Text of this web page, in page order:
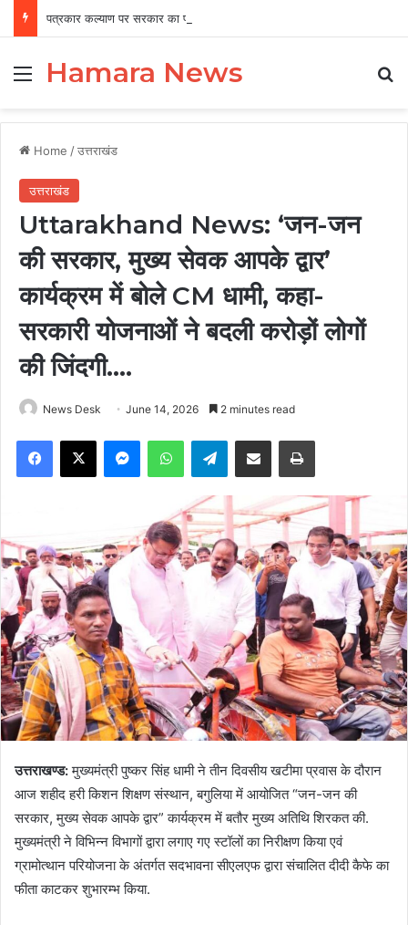
MenuHamara News
Home /उत्तराखंड
उत्तराखंड
Uttarakhand News: ‘जन-जन
की सरकार, मुख्य सेवक आपके द्वार’
कार्यक्रम में बोले CM धामी, कहा-
सरकारी योजनाओं ने बदली करोड़ों लोगों
की जिंदगी….
News Desk June 14, 2026 2 minutes read
Facebook
X MessengerWhatsAppTelegramShare via Email Print
उत्तराखण्ड:मुख्यमंत्री पुष्कर सिंह धामी ने तीन दिवसीय खटीमा प्रवास के दौरान
आज शहीद हरी किशन शिक्षण संस्थान, बगुलिया में आयोजित “जन-जन की
सरकार, मुख्य सेवक आपके द्वार” कार्यक्रम में बतौर मुख्य अतिथि शिरकत की.
मुख्यमंत्री ने विभिन्न विभागों द्वारा लगाए गए स्टॉलों का निरीक्षण किया एवं
ग्रामोत्थान परियोजना के अंतर्गत सदभावना सीएलएफ द्वारा संचालित दीदी कैफे का
फीता काटकर शुभारम्भ किया.